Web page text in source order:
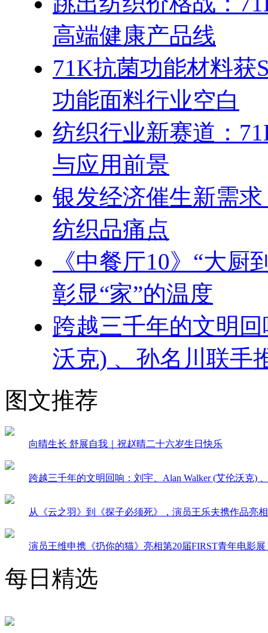
高端健康产品线
71K抗菌功能材料获
功能面料行业空白
纺织行业新赛道：
与应用前景
银发经济催生新需
纺织品痛点
《中餐厅10》“大
彰显“家”的温度
跨越三千年的文明
沃克) 、孙名川联手
图文推荐
向晴生长 舒展自我｜祝赵晴二十六岁生日快乐
跨越三千年的文明回响：刘宇、Alan Walker (艾伦沃克)
从《云之羽》到《探子必须死》，演员王乐夫携作品亮
演员王维申携《扔你的猫》亮相第20届FIRST青年电影
每日精选